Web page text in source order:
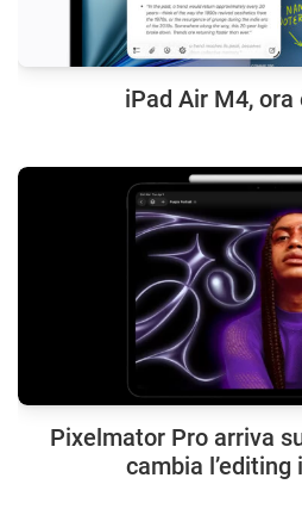
iPad Air M4,
Pixelmator Pro arriva
cambia